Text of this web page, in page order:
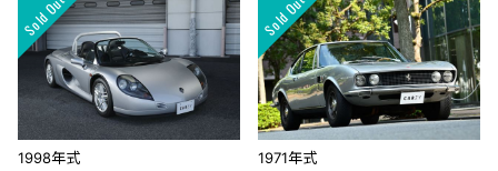
1998年式 1971年式